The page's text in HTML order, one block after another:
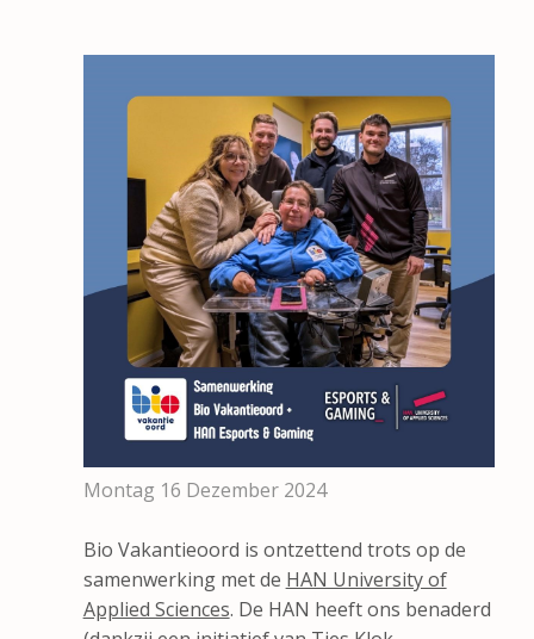
Montag 16 Dezember 2024
Bio Vakantieoord is ontzettend trots op de
samenwerking met de HAN University of
Applied Sciences. De HAN heeft ons benaderd